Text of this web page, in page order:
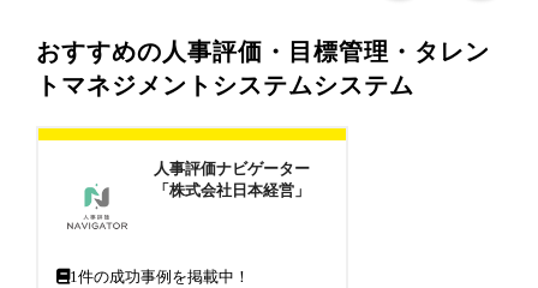
おすすめの人事評価・目標管理・タレン
トマネジメントシステムシステム
人事評価ナビゲーター
「株式会社日本経営」
1件の成功事例を掲載中！